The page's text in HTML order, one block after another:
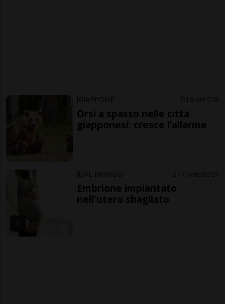
GIAPPONE 16 ore 18
Orsi a spasso nelle città
giapponesi: cresce l’allarme
DAL MONDO 17 ore 6 51
Embrione impiantato
nell'utero sbagliato